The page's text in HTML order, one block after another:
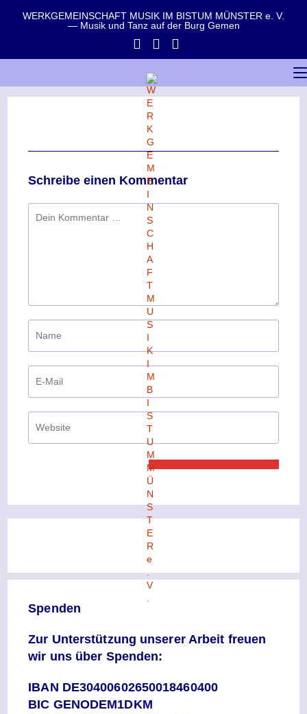
WERKGEMEINSCHAFT MUSIK IM BISTUM MÜNSTER e. V.
— Musik und Tanz auf der Burg Gemen
Schreibe einen Kommentar
Spenden
Zur Unterstützung unserer Arbeit freuen
wir uns über Spenden:
IBAN DE30400602650018460400
BIC GENODEM1DKM